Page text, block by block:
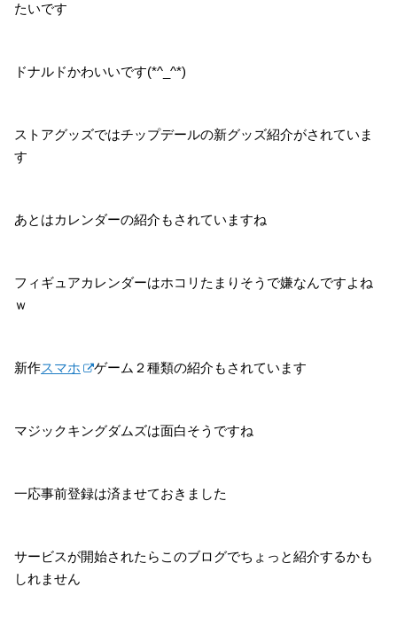
たいです
ドナルドかわいいです(*^_^*)
ストアグッズではチップデールの新グッズ紹介がされていま
す
あとはカレンダーの紹介もされていますね
フィギュアカレンダーはホコリたまりそうで嫌なんですよね
ｗ
新作スマホ ゲーム２種類の紹介もされています
マジックキングダムズは面白そうですね
一応事前登録は済ませておきました
サービスが開始されたらこのブログでちょっと紹介するかも
しれません